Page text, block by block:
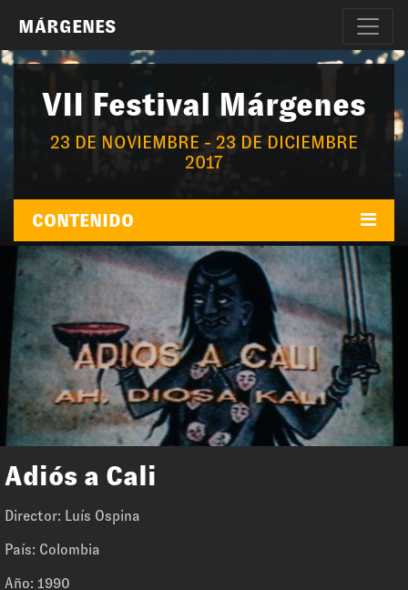
MÁRGENES
VII Festival Márgenes
23 DE NOVIEMBRE - 23 DE DICIEMBRE
2017
CONTENIDO
Adiós a Cali
Director: Luís Ospina
País: Colombia
Año: 1990